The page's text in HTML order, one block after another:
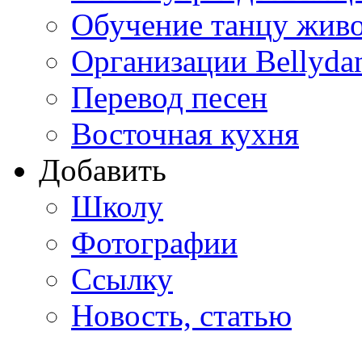
Обучение танцу
Организации
Перевод песен
Восточная кухня
Добавить
Школу
Фотографии
Ссылку
Новость, статью